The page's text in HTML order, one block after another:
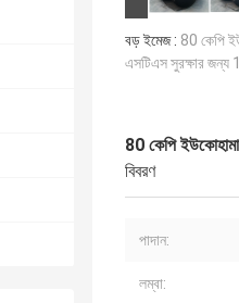
বড় ইমেজ : 80 কেপি
এসটিএস সুরক্ষার জন্য
80 কেপি
বিবরণ
পাদান:
লম্বা: